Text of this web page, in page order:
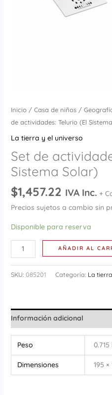
Inicio/ Casa de niños/
de actividades: Telurio (El
La tierra y el universo
Set de
Sistema Solar)
$1,457.22 IVA Inc. +
Precios sujetos a cambio sin
Disponible para reserva
AÑADIR AL
SKU: 085201 Categoría: La
Información adicional
Peso
Dimensiones 195 ×